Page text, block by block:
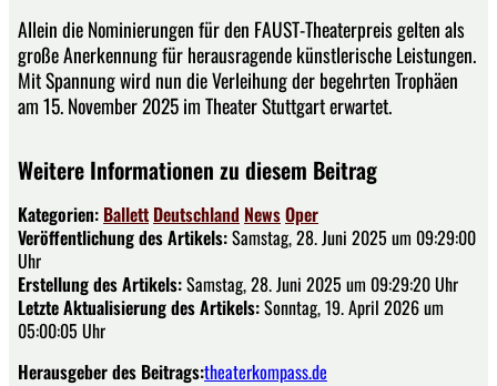
Allein die Nominierungen für den FAUST-Theaterpreis gelten als
große Anerkennung für herausragende künstlerische Leistungen.
Mit Spannung wird nun die Verleihung der begehrten Trophäen
am 15. November 2025 im Theater Stuttgart erwartet.
Weitere Informationen zu diesem Beitrag
Kategorien: Ballett Deutschland NewsOper
Veröffentlichung des Artikels:Samstag, 28. Juni 2025 um 09:29:00
Uhr
Erstellung des Artikels:Samstag, 28. Juni 2025 um 09:29:20 Uhr
Letzte Aktualisierung des Artikels:Sonntag, 19. April 2026 um
05:00:05 Uhr
Herausgeber des Beitrags:theaterkompass.de